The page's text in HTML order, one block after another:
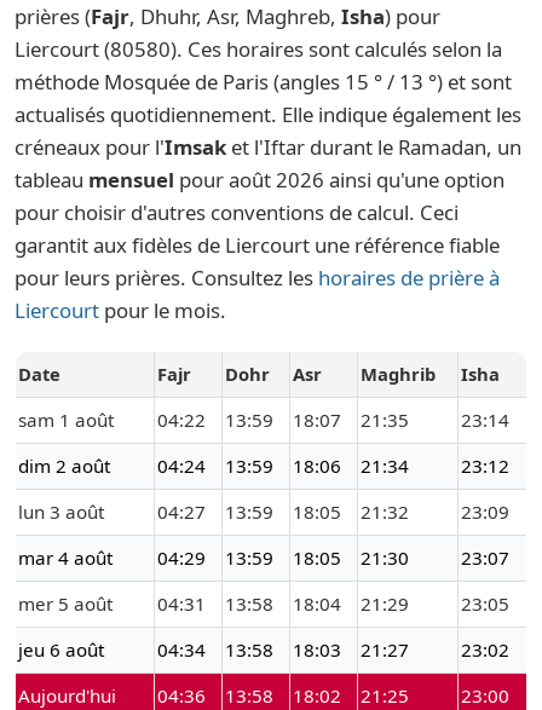
prières (Fajr, Dhuhr, Asr, Maghreb, Isha) pour
Liercourt (80580). Ces horaires sont calculés selon la
méthode Mosquée de Paris (angles 15 ° / 13 °) et sont
actualisés quotidiennement. Elle indique également les
créneaux pour l'Imsak et l'Iftar durant le Ramadan, un
tableau mensuel pour août 2026 ainsi qu'une option
pour choisir d'autres conventions de calcul. Ceci
garantit aux fidèles de Liercourt une référence fiable
pour leurs prières. Consultez les horaires de prière à
Liercourt pour le mois.
Date Fajr Dohr Asr Maghrib
Isha
sam 1 août
04:22 13:59 18:07 21:35
23:14
dim 2 août
04:24 13:59 18:06 21:34
23:12
lun 3 août
04:27 13:59 18:05 21:32
23:09
mar 4 août
04:29 13:59 18:05 21:30
23:07
mer 5 août
04:31 13:58 18:04 21:29
23:05
jeu 6 août
04:34 13:58 18:03 21:27
23:02
Aujourd'hui
04:36 13:58 18:02 21:25
23:00